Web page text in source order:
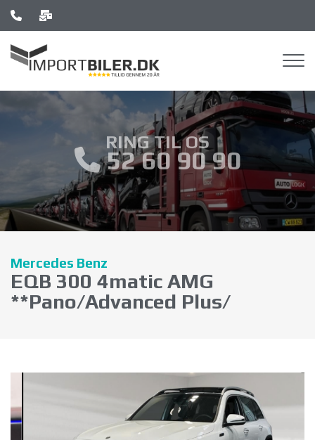
Gå
til
hovedindhold
RING TIL OS
52 60 90 90
Mercedes Benz
EQB 300 4matic AMG
**Pano/Advanced Plus/